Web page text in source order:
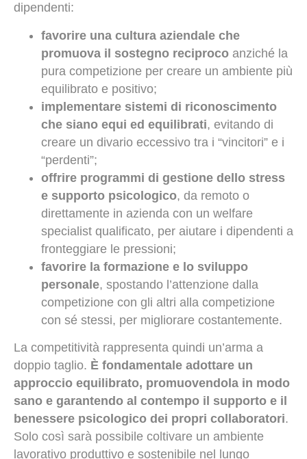
dipendenti:
favorire una cultura aziendale che
promuova il sostegno reciproco anziché la
pura competizione per creare un ambiente più
equilibrato e positivo;
implementare sistemi di riconoscimento
che siano equi ed equilibrati, evitando di
creare un divario eccessivo tra i “vincitori” e i
“perdenti”;
offrire programmi di gestione dello stress
e supporto psicologico, da remoto o
direttamente in azienda con un welfare
specialist qualificato, per aiutare i dipendenti a
fronteggiare le pressioni;
favorire la formazione e lo sviluppo
personale, spostando l’attenzione dalla
competizione con gli altri alla competizione
con sé stessi, per migliorare costantemente.
La competitività rappresenta quindi un’arma a
doppio taglio. È fondamentale adottare un
approccio equilibrato, promuovendola in modo
sano e garantendo al contempo il supporto e il
benessere psicologico dei propri collaboratori.
Solo così sarà possibile coltivare un ambiente
lavorativo produttivo e sostenibile nel lungo